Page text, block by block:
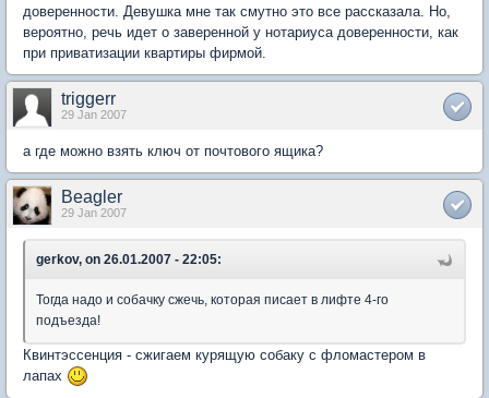
доверенности. Девушка мне так смутно это все рассказала. Но,
вероятно, речь идет о заверенной у нотариуса доверенности, как
при приватизации квартиры фирмой.
triggerr
29 Jan 2007
а где можно взять ключ от почтового ящика?
Beagler
29 Jan 2007
gerkov, on 26.01.2007 - 22:05:
Тогда надо и собачку сжечь, которая писает в лифте 4-го
подъезда!
Квинтэссенция - сжигаем курящую собаку с фломастером в
лапах